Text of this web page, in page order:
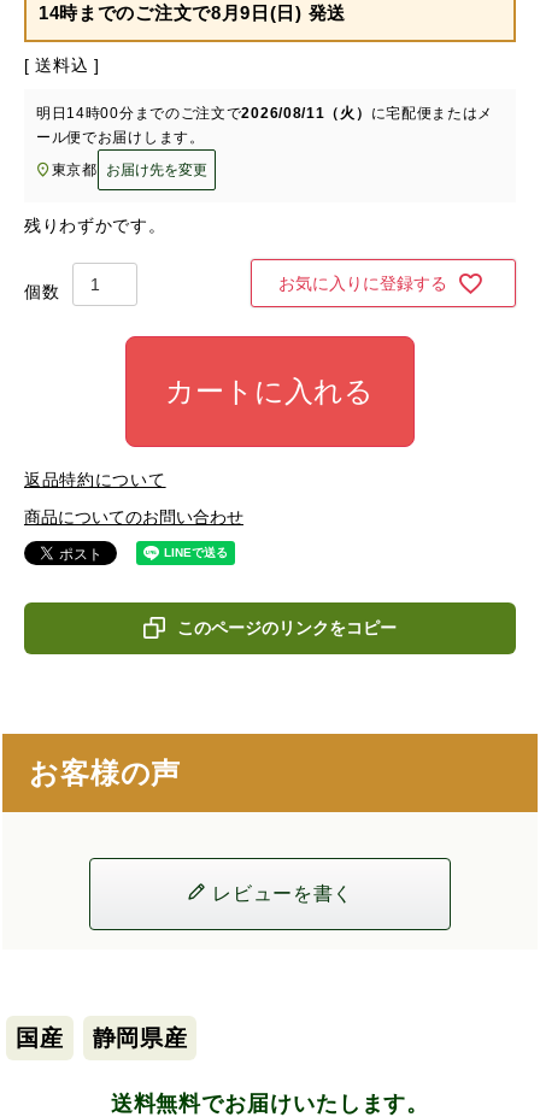
14時までのご注文で8月9日(日) 発送
送料込
明日 14時00分 までのご注文で2026/08/11（火） に宅配便またはメ
ール便でお届けします。
東京都
お届け先を変更
残りわずかです。
お気に入りに登録する
カートに入れる
返品特約について
商品についてのお問い合わせ
このページのリンクをコピー
お客様の声
レビューを書く
国産 静岡県産
送料無料でお届けいたします。